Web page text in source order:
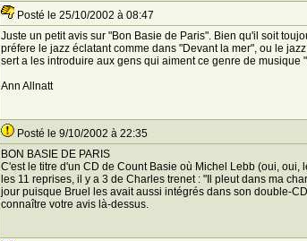
Posté le 25/10/2002 à 08:47
Juste un petit avis sur "Bon Basie de Paris". Bien qu'il soit
préfere le jazz éclatant comme dans "Devant la mer", ou le
sert a les introduire aux gens qui aiment ce genre de musique
Ann Allnatt
Posté le 9/10/2002 à 22:35
BON BASIE DE PARIS
C'est le titre d'un CD de Count Basie où Michel Lebb (oui,
les 11 reprises, il y a 3 de Charles trenet : "Il pleut dans ma
jour puisque Bruel les avait aussi intégrés dans son double-
connaître votre avis là-dessus.